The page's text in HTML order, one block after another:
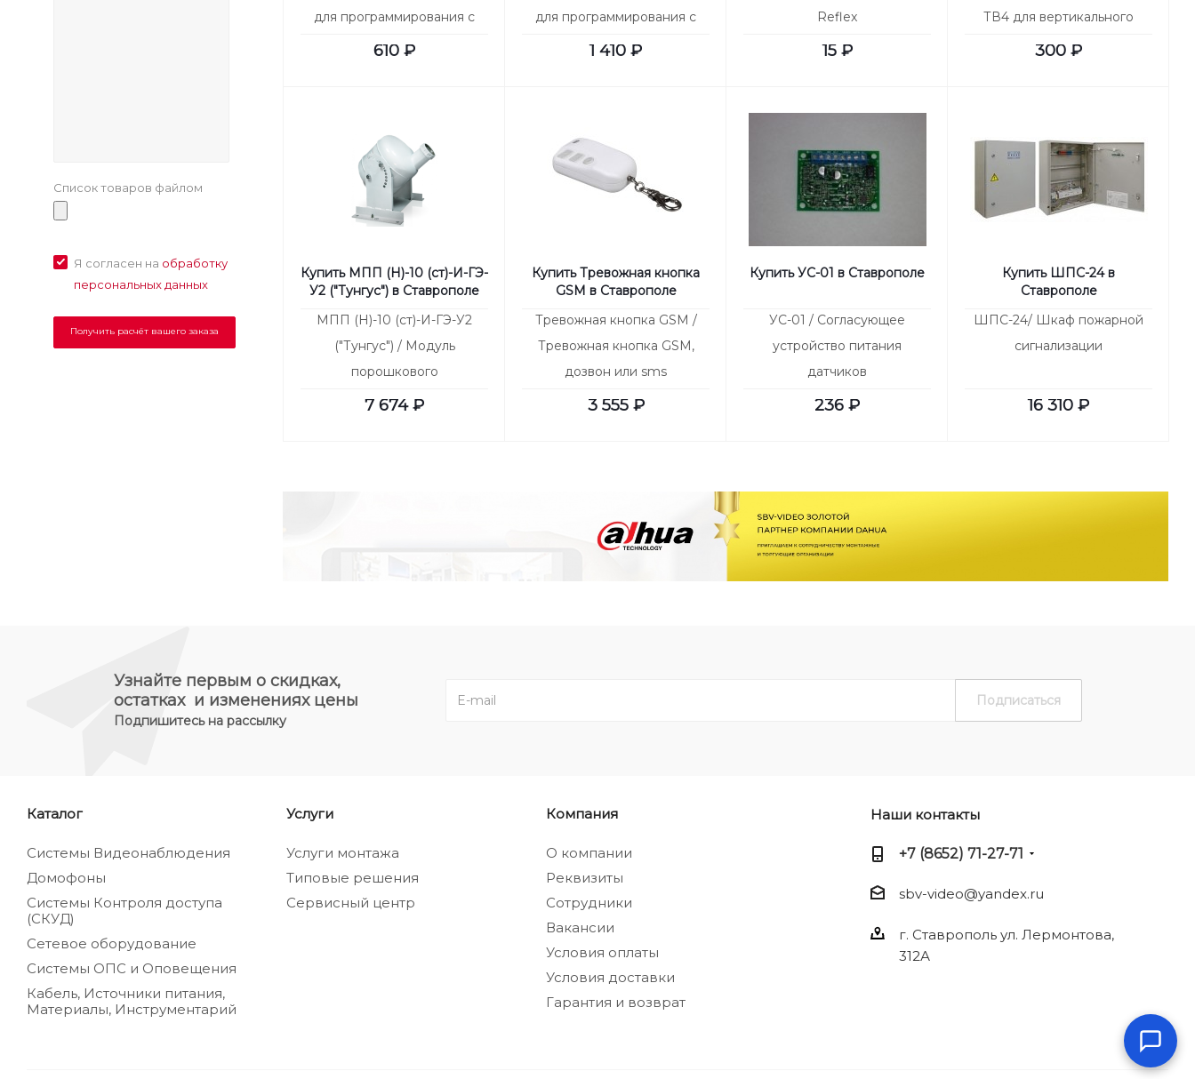
для программирования с
компьютера через USB порт
610 ₽
для программирования с
компьютера через USB порт
1 410 ₽
Reflex
15₽
ТВ4 для вертикального
крепления огнетушителей
300 ₽
Купить МПП (Н)-10 (ст)-И-ГЭ-
У2 ("Тунгус") в Ставрополе
МПП (Н)-10 (ст)-И-ГЭ-У2
("Тунгус") / Модуль
порошкового
пожаротушения
7 674₽
Купить Тревожная кнопка
GSM в Ставрополе
Тревожная кнопка GSM /
Тревожная кнопка GSM,
дозвон или sms
3 555₽
Купить УС-01 в Ставрополе
УС-01 / Согласующее
устройство питания
датчиков
236 ₽
Купить ШПС-24 в
Ставрополе
ШПС-24/ Шкаф пожарной
сигнализации
16 310 ₽
Список товаров файлом
Я согласен на обработку
персональных данных
Узнайте первым о скидках,
остатках и изменениях цены
Подпишитесь на рассылку
Каталог
Системы Видеонаблюдения
Домофоны
Системы Контроля доступа
(СКУД)
Сетевое оборудование
Системы ОПС и Оповещения
Кабель, Источники питания,
Материалы, Инструментарий
Услуги
Услуги монтажа
Типовые решения
Сервисный центр
Компания
О компании
Реквизиты
Сотрудники
Вакансии
Условия оплаты
Условия доставки
Гарантия и возврат
Наши контакты
+7 (8652) 71-27-71
sbv-video@yandex.ru
г. Ставрополь ул. Лермонтова,
312А